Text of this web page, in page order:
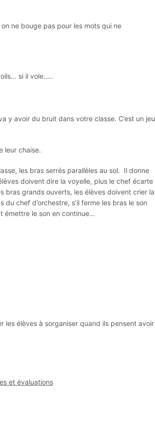
ne bouge pas pour les mots qui ne
si il vole…..
y avoir du bruit dans votre classe. C’est un jeu
leur chaise.
les bras serrés parallèles au sol. Il donne
doivent dire la voyelle, plus le chef écarte
bras grands ouverts, les élèves doivent crier la
chef d’orchestre, s’il ferme les bras le son
émettre le son en continue…
les élèves à sorganiser quand ils pensent avoir